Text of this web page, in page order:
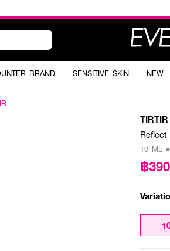
BRAND SENSITIVE SKIN NEW
TIRTIR
10 ML
฿390